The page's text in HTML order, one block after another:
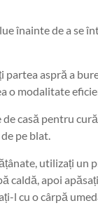
înainte de a se
partea aspră a
o modalitate
casă pentru
pe blat.
utilizați un
caldă, apoi
l cu o cârpă